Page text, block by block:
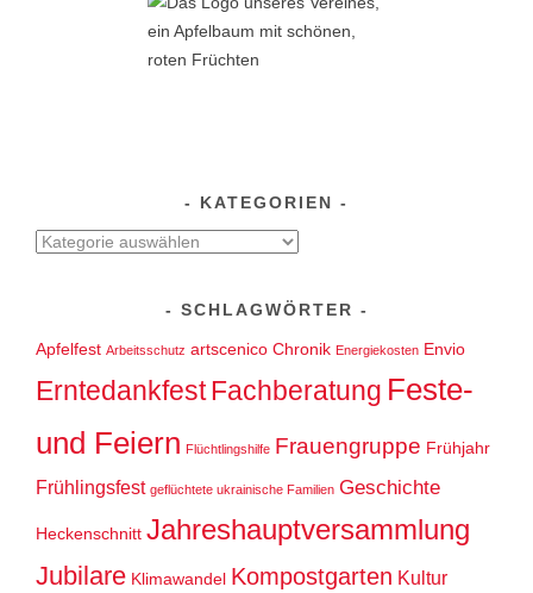
KATEGORIEN
Kategorien
SCHLAGWÖRTER
Apfelfest Arbeitsschutz artscenico Chronik Energiekosten Envio
ErntedankfestFachberatung Feste-
und Feiern Flüchtlingshilfe Frauengruppe Frühjahr
Frühlingsfest geflüchtete ukrainische Familien Geschichte
Heckenschnitt Jahreshauptversammlung
Jubilare Klimawandel Kompostgarten Kultur